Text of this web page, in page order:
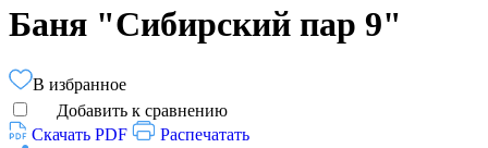
Баня "Сибирский пар 9"
В избранное
Добавить к сравнению
Скачать PDF
Распечатать